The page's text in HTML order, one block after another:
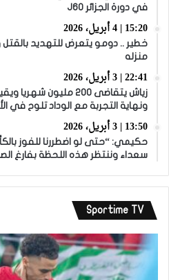
في دورة الجزائر J60
15:20 | 4 أبريل، 2026
خطير .. دومو يتعرض للتهديد
منزله
22:41 | 3 أبريل، 2026
ونهاية التجربة مع الوداد تلوح في
13:50 | 3 أبريل، 2026
حكيمي: “حتى لو اضطررنا للفوز
سعداء وننتظر هذه اللحظة بفارغ
Sportime TV